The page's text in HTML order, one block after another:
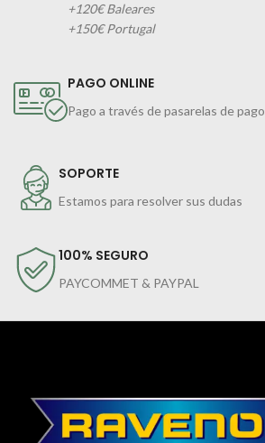
+120€ Baleares
+150€ Portugal
PAGO ONLINE
Pago a través de pasarelas de pago
SOPORTE
Estamos para resolver sus dudas
100% SEGURO
PAYCOMMET & PAYPAL